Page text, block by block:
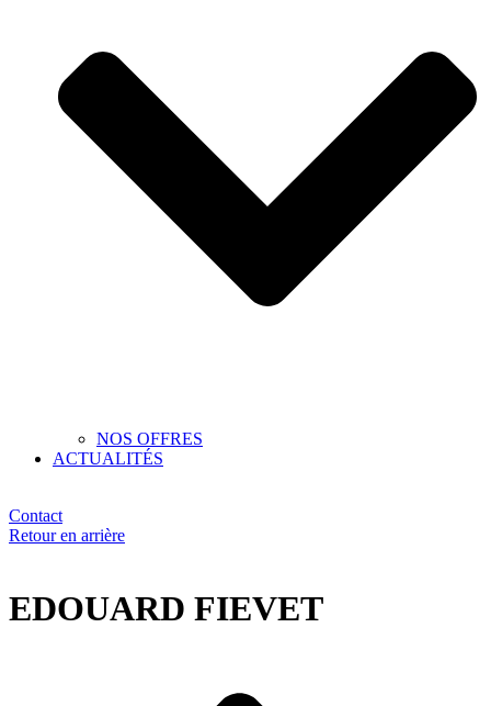
NOS OFFRES
ACTUALITÉS
Contact
Retour en arrière
EDOUARD FIEVET